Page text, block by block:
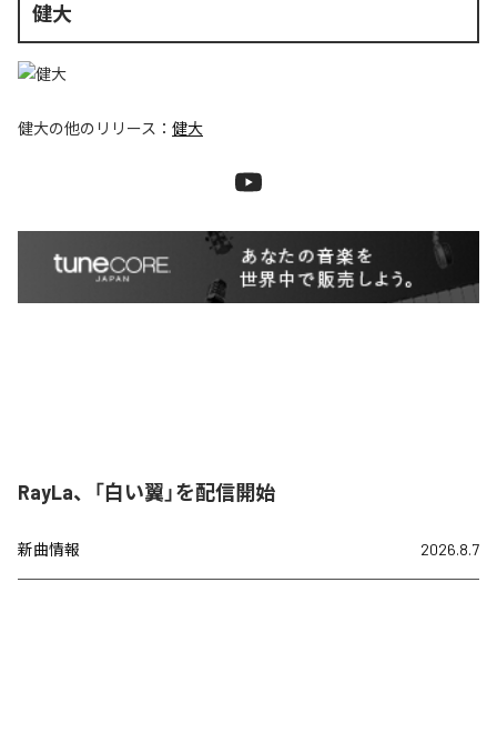
健大
健大の他のリリース： 健大
RayLa、「白い翼」を配信開始
新曲情報 2026.8.7